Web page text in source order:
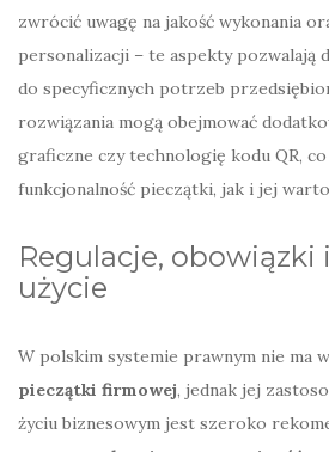
zwrócić uwagę na jakość wykonania
personalizacji – te aspekty pozwalają
do specyficznych potrzeb
rozwiązania mogą obejmować
graficzne czy technologię kodu QR,
funkcjonalność pieczątki, jak i jej
Regulacje, obowiązki
użycie
W polskim systemie prawnym nie ma
pieczątki firmowej, jednak jej
życiu biznesowym jest szeroko